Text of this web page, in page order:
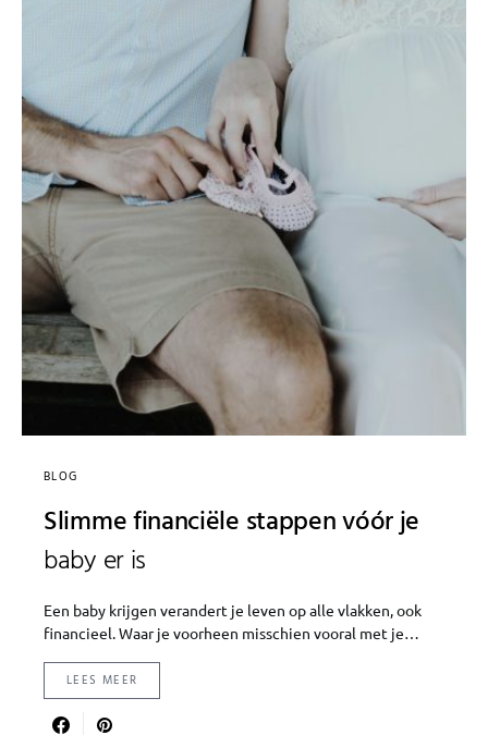
BLOG
Slimme financiële stappen vóór je
baby er is
Een baby krijgen verandert je leven op alle vlakken, ook
financieel. Waar je voorheen misschien vooral met je…
LEES MEER